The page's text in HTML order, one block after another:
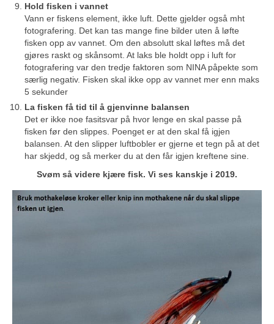
Hold fisken i vannet
Vann er fiskens element, ikke luft. Dette gjelder også mht
fotografering. Det kan tas mange fine bilder uten å løfte
fisken opp av vannet. Om den absolutt skal løftes må det
gjøres raskt og skånsomt. At laks ble holdt opp i luft for
fotografering var den tredje faktoren som NINA påpekte som
særlig negativ. Fisken skal ikke opp av vannet mer enn maks
5 sekunder
La fisken få tid til å gjenvinne balansen
Det er ikke noe fasitsvar på hvor lenge en skal passe på
fisken før den slippes. Poenget er at den skal få igjen
balansen. At den slipper luftbobler er gjerne et tegn på at det
har skjedd, og så merker du at den får igjen kreftene sine.
Svøm så videre kjære fisk. Vi ses kanskje i 2019.